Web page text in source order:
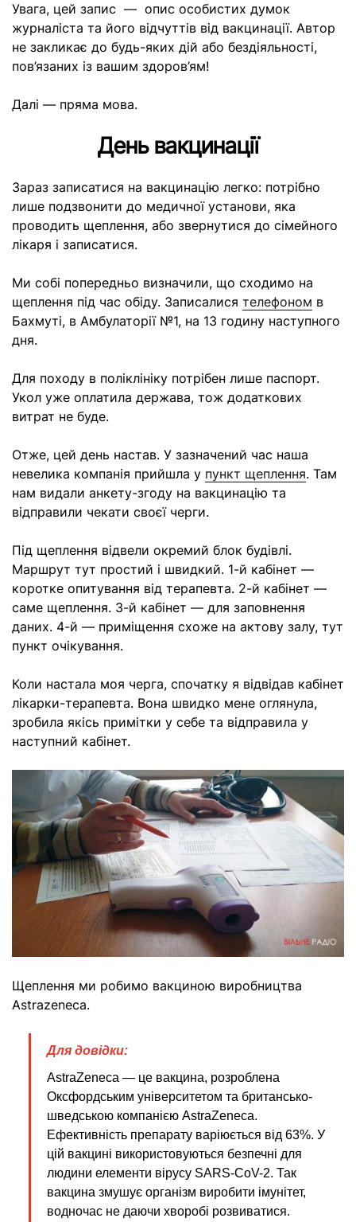
Увага, цей запис — опис особистих думок
журналіста та його відчуттів від вакцинації. Автор
не закликає до будь-яких дій або бездіяльності,
пов’язаних із вашим здоров’ям!
Далі — пряма мова.
День вакцинації
Зараз записатися на вакцинацію легко: потрібно
лише подзвонити до медичної установи, яка
проводить щеплення, або звернутися до сімейного
лікаря і записатися.
Ми собі попередньо визначили, що сходимо на
щеплення під час обіду. Записалися телефоном в
Бахмуті, в Амбулаторії №1, на 13 годину наступного
дня.
Для походу в поліклініку потрібен лише паспорт.
Укол уже оплатила держава, тож додаткових
витрат не буде.
Отже, цей день настав. У зазначений час наша
невелика компанія прийшла у пункт щеплення. Там
нам видали анкету-згоду на вакцинацію та
відправили чекати своєї черги.
Під щеплення відвели окремий блок будівлі.
Маршрут тут простий і швидкий. 1-й кабінет —
коротке опитування від терапевта. 2-й кабінет —
саме щеплення. 3-й кабінет — для заповнення
даних. 4-й — приміщення схоже на актову залу, тут
пункт очікування.
Коли настала моя черга, спочатку я відвідав кабінет
лікарки-терапевта. Вона швидко мене оглянула,
зробила якісь примітки у себе та відправила у
наступний кабінет.
Щеплення ми робимо вакциною виробництва
Astrazeneca.
Для довідки:
AstraZeneca — це вакцина, розроблена
Оксфордським університетом та британсько-
шведською компанією AstraZeneca.
Ефективність препарату варіюється від 63%. У
цій вакцині використовуються безпечні для
людини елементи вірусу SARS-CoV-2. Так
вакцина змушує організм виробити імунітет,
водночас не даючи хворобі розвиватися.